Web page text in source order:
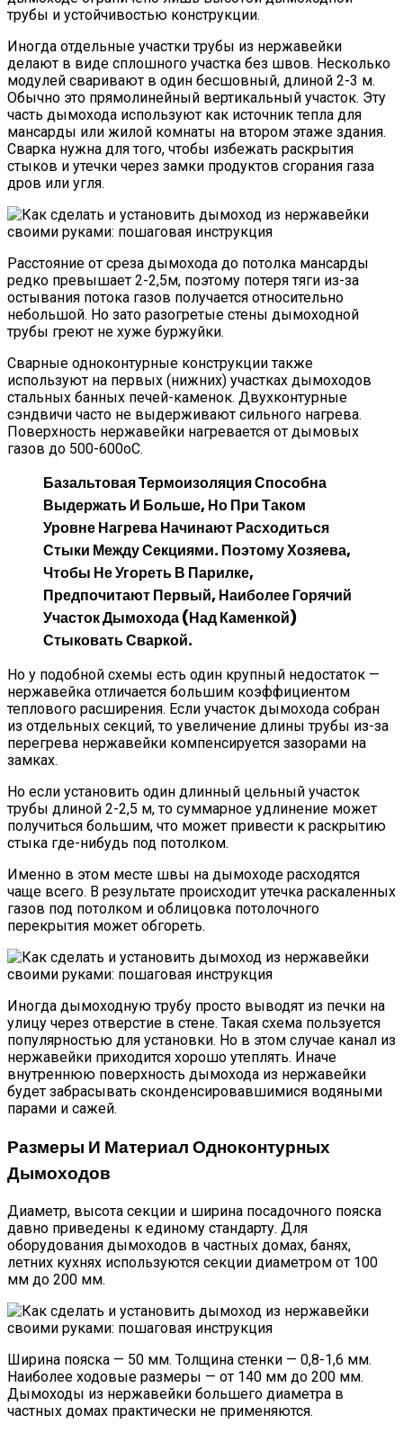
трубы и устойчивостью конструкции.
Иногда отдельные участки трубы из нержавейки
делают в виде сплошного участка без швов. Несколько
модулей сваривают в один бесшовный, длиной 2-3 м.
Обычно это прямолинейный вертикальный участок. Эту
часть дымохода используют как источник тепла для
мансарды или жилой комнаты на втором этаже здания.
Сварка нужна для того, чтобы избежать раскрытия
стыков и утечки через замки продуктов сгорания газа
дров или угля.
Расстояние от среза дымохода до потолка мансарды
редко превышает 2-2,5м, поэтому потеря тяги из-за
остывания потока газов получается относительно
небольшой. Но зато разогретые стены дымоходной
трубы греют не хуже буржуйки.
Сварные одноконтурные конструкции также
используют на первых (нижних) участках дымоходов
стальных банных печей-каменок. Двухконтурные
сэндвичи часто не выдерживают сильного нагрева.
Поверхность нержавейки нагревается от дымовых
газов до 500-600оС.
Базальтовая Термоизоляция Способна
Выдержать И Больше, Но При Таком
Уровне Нагрева Начинают Расходиться
Стыки Между Секциями. Поэтому Хозяева,
Чтобы Не Угореть В Парилке,
Предпочитают Первый, Наиболее Горячий
Участок Дымохода (над Каменкой)
Стыковать Сваркой.
Но у подобной схемы есть один крупный недостаток —
нержавейка отличается большим коэффициентом
теплового расширения. Если участок дымохода собран
из отдельных секций, то увеличение длины трубы из-за
перегрева нержавейки компенсируется зазорами на
замках.
Но если установить один длинный цельный участок
трубы длиной 2-2,5 м, то суммарное удлинение может
получиться большим, что может привести к раскрытию
стыка где-нибудь под потолком.
Именно в этом месте швы на дымоходе расходятся
чаще всего. В результате происходит утечка раскаленных
газов под потолком и облицовка потолочного
перекрытия может обгореть.
Иногда дымоходную трубу просто выводят из печки на
улицу через отверстие в стене. Такая схема пользуется
популярностью для установки. Но в этом случае канал из
нержавейки приходится хорошо утеплять. Иначе
внутреннюю поверхность дымохода из нержавейки
будет забрасывать сконденсировавшимися водяными
парами и сажей.
Размеры И Материал Одноконтурных
Дымоходов
Диаметр, высота секции и ширина посадочного пояска
давно приведены к единому стандарту. Для
оборудования дымоходов в частных домах, банях,
летних кухнях используются секции диаметром от 100
мм до 200 мм.
Ширина пояска — 50 мм. Толщина стенки — 0,8-1,6 мм.
Наиболее ходовые размеры — от 140 мм до 200 мм.
Дымоходы из нержавейки большего диаметра в
частных домах практически не применяются.